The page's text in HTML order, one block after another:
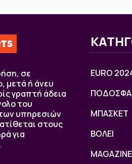
σε
μετά ή άνευ
γραπτή άδεια
του
υπηρεσιών
στους
για
EURO
ΜΠΑΣΚΕΤ
ΒOΛΕΙ
MAGAZINE